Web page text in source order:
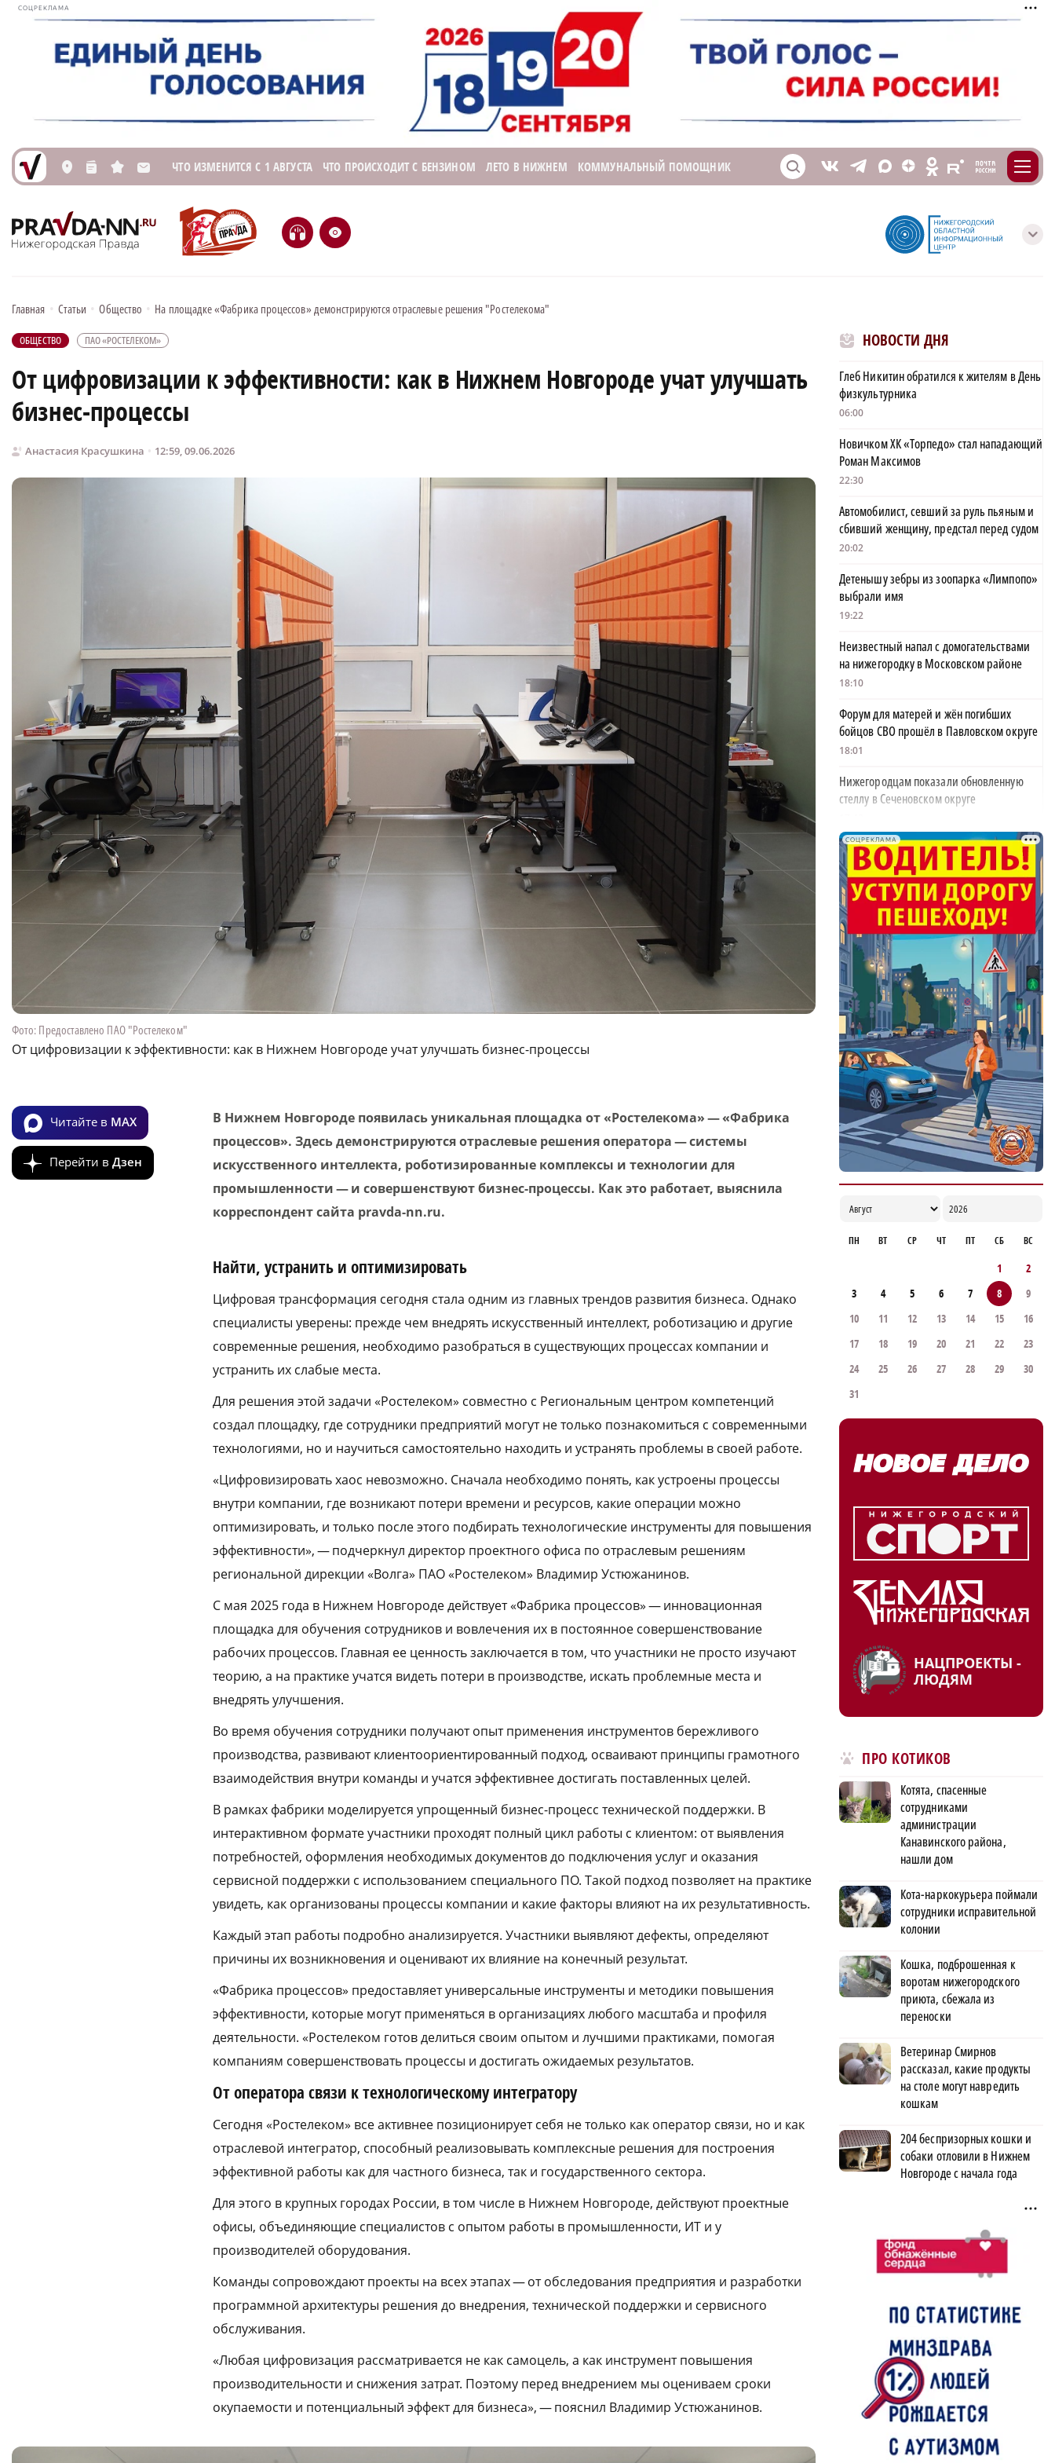
СОЦРЕКЛАМА
L n s M ЧТО ИЗМЕНИТСЯ С 1 АВГУСТА ЧТО ПРОИСХОДИТ С БЕНЗИНОМ ЛЕТО В НИЖНЕМ КОММУНАЛЬНЫЙ ПОМОЩНИК S V T X Z O E m
H e с
Главная • Статьи • Общество • На площадке «Фабрика процессов» демонстрируются отраслевые решения "Ростелекома"
ОБЩЕСТВО ПАО «РОСТЕЛЕКОМ»
От цифровизации к эффективности: как в Нижнем Новгороде учат улучшать
бизнес-процессы
Анастасия Красушкина 12:59, 09.06.2026
Фото: Предоставлено ПАО "Ростелеком"
От цифровизации к эффективности: как в Нижнем Новгороде учат улучшать бизнес-процессы
Читайте в MAX
Перейти в Дзен
В Нижнем Новгороде появилась уникальная площадка от «Ростелекома» — «Фабрика
процессов». Здесь демонстрируются отраслевые решения оператора — системы
искусственного интеллекта, роботизированные комплексы и технологии для
промышленности — и совершенствуют бизнес-процессы. Как это работает, выяснила
корреспондент сайта pravda-nn.ru.
Найти, устранить и оптимизировать
Цифровая трансформация сегодня стала одним из главных трендов развития бизнеса. Однако
специалисты уверены: прежде чем внедрять искусственный интеллект, роботизацию и другие
современные решения, необходимо разобраться в существующих процессах компании и
устранить их слабые места.
Для решения этой задачи «Ростелеком» совместно с Региональным центром компетенций
создал площадку, где сотрудники предприятий могут не только познакомиться с современными
технологиями, но и научиться самостоятельно находить и устранять проблемы в своей работе.
«Цифровизировать хаос невозможно. Сначала необходимо понять, как устроены процессы
внутри компании, где возникают потери времени и ресурсов, какие операции можно
оптимизировать, и только после этого подбирать технологические инструменты для повышения
эффективности», — подчеркнул директор проектного офиса по отраслевым решениям
региональной дирекции «Волга» ПАО «Ростелеком» Владимир Устюжанинов.
С мая 2025 года в Нижнем Новгороде действует «Фабрика процессов» — инновационная
площадка для обучения сотрудников и вовлечения их в постоянное совершенствование
рабочих процессов. Главная ее ценность заключается в том, что участники не просто изучают
теорию, а на практике учатся видеть потери в производстве, искать проблемные места и
внедрять улучшения.
Во время обучения сотрудники получают опыт применения инструментов бережливого
производства, развивают клиентоориентированный подход, осваивают принципы грамотного
взаимодействия внутри команды и учатся эффективнее достигать поставленных целей.
В рамках фабрики моделируется упрощенный бизнес-процесс технической поддержки. В
интерактивном формате участники проходят полный цикл работы с клиентом: от выявления
потребностей, оформления необходимых документов до подключения услуг и оказания
сервисной поддержки с использованием специального ПО. Такой подход позволяет на практике
увидеть, как организованы процессы компании и какие факторы влияют на их результативность.
Каждый этап работы подробно анализируется. Участники выявляют дефекты, определяют
причины их возникновения и оценивают их влияние на конечный результат.
«Фабрика процессов» предоставляет универсальные инструменты и методики повышения
эффективности, которые могут применяться в организациях любого масштаба и профиля
деятельности. «Ростелеком готов делиться своим опытом и лучшими практиками, помогая
компаниям совершенствовать процессы и достигать ожидаемых результатов.
От оператора связи к технологическому интегратору
Сегодня «Ростелеком» все активнее позиционирует себя не только как оператор связи, но и как
отраслевой интегратор, способный реализовывать комплексные решения для построения
эффективной работы как для частного бизнеса, так и государственного сектора.
Для этого в крупных городах России, в том числе в Нижнем Новгороде, действуют проектные
офисы, объединяющие специалистов с опытом работы в промышленности, ИТ и у
производителей оборудования.
Команды сопровождают проекты на всех этапах — от обследования предприятия и разработки
программной архитектуры решения до внедрения, технической поддержки и сервисного
обслуживания.
«Любая цифровизация рассматривается не как самоцель, а как инструмент повышения
производительности и снижения затрат. Поэтому перед внедрением мы оцениваем сроки
окупаемости и потенциальный эффект для бизнеса», — пояснил Владимир Устюжанинов.
×
НОВОСТИ ДНЯ
Глеб Никитин обратился к жителям в День
физкультурника
06:00
Новичком ХК «Торпедо» стал нападающий
Роман Максимов
22:30
Автомобилист, севший за руль пьяным и
сбивший женщину, предстал перед судом
20:02
Детенышу зебры из зоопарка «Лимпопо»
выбрали имя
19:22
Неизвестный напал с домогательствами
на нижегородку в Московском районе
18:10
Форум для матерей и жён погибших
бойцов СВО прошёл в Павловском округе
18:01
Нижегородцам показали обновленную
стеллу в Сеченовском округе
Исправительные работы получил
нижегородец с долгом по алиментам 700
тысяч рублей
17:37
Обращения пострадавших продавцов WB
рассмотрят на заседании оперштаба в
августе
17:21
Нижегородская область вошла в число
лидеров научно-популярного туризма
17:10
СОЦРЕКЛАМА
ПН ВТ СР ЧТ ПТ СБ ВС
1
2
3
4 5 6 7 8
9
10
11 12 13 14 15
16
17
18 19 20 21 22
23
24
25 26 27 28 29
30
31
НАЦПРОЕКТЫ -
ЛЮДЯМ
ПРО КОТИКОВ
Котята, спасенные
сотрудниками
администрации
Канавинского района,
нашли дом
Кота-наркокурьера поймали
сотрудники исправительной
колонии
Кошка, подброшенная к
воротам нижегородского
приюта, сбежала из
переноски
Ветеринар Смирнов
рассказал, какие продукты
на столе могут навредить
кошкам
204 беспризорных кошки и
собаки отловили в Нижнем
Новгороде с начала года